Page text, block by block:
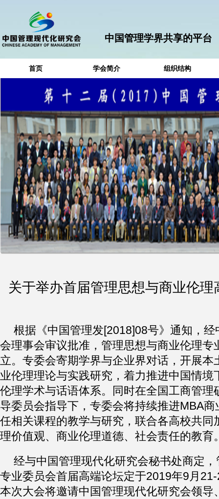
中国管理学界共享的平台
首页 学会简介 组织结构
关于举办首届管理思想与商业伦理
根据《中国管理发[2018]08号》通知，
会理事会审议批准，管理思想与商业伦理专
立。专委会寄期学界与企业界对话，开展本
业伦理理论与实践研究，着力推进中国情境
伦理学术与话语体系。同时在全国工商管理
导委员会指导下，专委会将持续推进MBA
任相关课程的教学与研究，联合各高校共同
理价值观、商业伦理道德、社会责任的教育
经与中国管理现代化研究会秘书处商定
专业委员会首届高端论坛定于2019年9月
本次大会将邀请中国管理现代化研究会领导